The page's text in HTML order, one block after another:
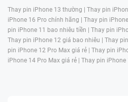
Thay pin iPhone 13 thường | Thay pin
iPhone 16 Pro chính hãng | Thay pin
pin iPhone 11 bao nhiêu tiền | Thay pin
Thay pin iPhone 12 giá bao nhiêu | Thay
pin iPhone 12 Pro Max giá rẻ | Thay pin
iPhone 14 Pro Max giá rẻ | Thay pin iPhone